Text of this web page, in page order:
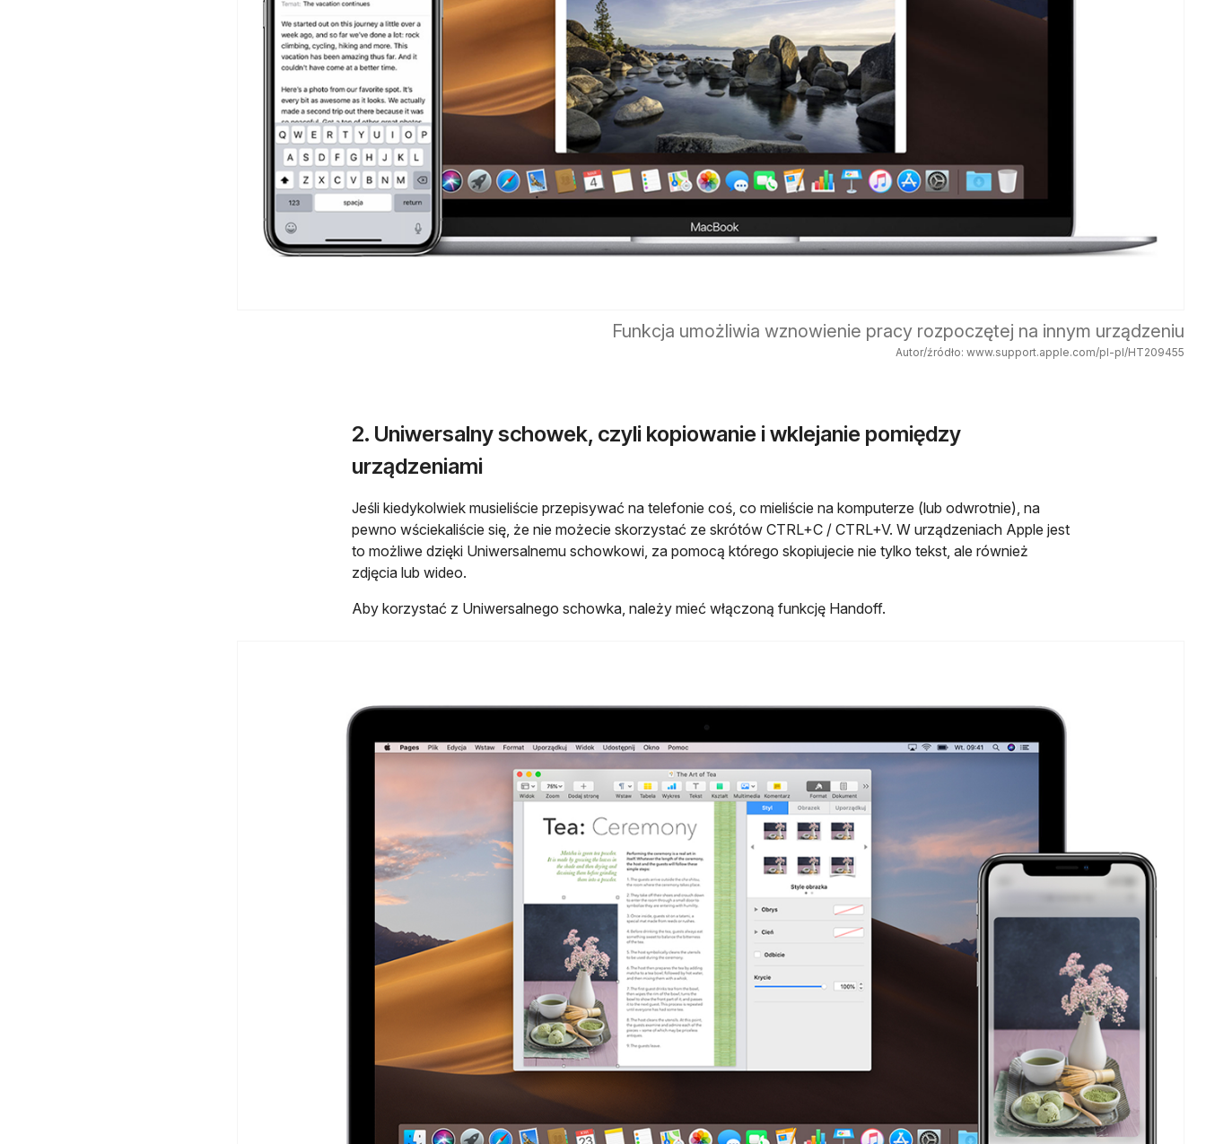
Funkcja umożliwia wznowienie pracy rozpoczętej na innym urządzeniu
Autor/źródło: www.support.apple.com/pl-pl/HT209455
2. Uniwersalny schowek, czyli kopiowanie i wklejanie pomiędzy
urządzeniami
Jeśli kiedykolwiek musieliście przepisywać na telefonie coś, co mieliście na komputerze (lub odwrotnie), na
pewno wściekaliście się, że nie możecie skorzystać ze skrótów CTRL+C / CTRL+V. W urządzeniach Apple jest
to możliwe dzięki Uniwersalnemu schowkowi, za pomocą którego skopiujecie nie tylko tekst, ale również
zdjęcia lub wideo.
Aby korzystać z Uniwersalnego schowka, należy mieć włączoną funkcję Handoff.